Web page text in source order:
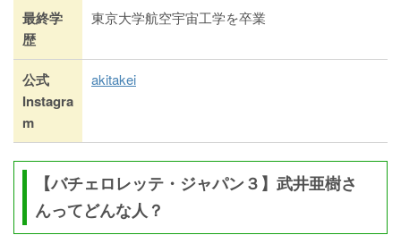
最終学
歴
東京大学航空宇宙工学を卒業
公式
Instagra
m
akitakei
【バチェロレッテ・ジャパン３】武井亜樹さ
んってどんな人？